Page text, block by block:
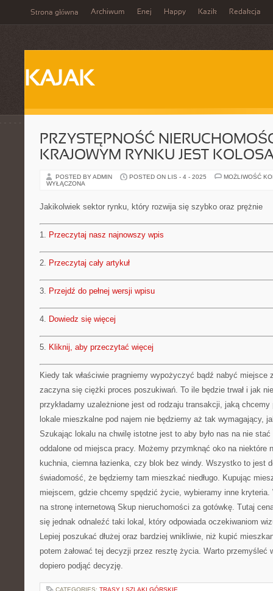
Strona główna Archiwum Enej Happy Kazik Redakcja
KAJAK
PRZYSTĘPNOŚĆ
KRAJOWYM RYNKU JEST
POSTED BY ADMIN POSTED ON LIS - 4 - 2025
MOŻLIWOŚĆ
WYŁĄCZONA
Jakikolwiek sektor rynku, który rozwija się szybko oraz prężnie
1. Przeczytaj nasz najnowszy wpis
2. Przeczytaj cały artykuł
3. Przejdź do pełnej wersji wpisu
4. Dowiedz się więcej
5. Kliknij, aby przeczytać więcej
Kiedy tak właściwie pragniemy wypożyczyć bądź nabyć miejsce
zaczyna się ciężki proces poszukiwań. To ile będzie trwał i jak
przykładamy uzależnione jest od rodzaju transakcji, jaką
lokale mieszkalne pod najem nie będziemy aż tak wymagający,
Szukając lokalu na chwilę istotne jest to aby było nas na nie stać
oddalone od miejsca pracy. Możemy przymknąć oko na niektóre
kuchnia, ciemna łazienka, czy blok bez windy. Wszystko to jest
świadomość, że będziemy tam mieszkać niedługo. Kupując
miejscem, gdzie chcemy spędzić życie, wybieramy inne kryteria.
na stronę internetową Skup nieruchomości za gotówkę. Tutaj
się jednak odnaleźć taki lokal, który odpowiada oczekiwaniom
Lepiej poszukać dłużej oraz bardziej wnikliwie, niż kupić
potem żałować tej decyzji przez resztę życia. Warto przemyśleć
dopiero podjąć decyzję.
CATEGORIES: TRASY I SZLAKI GÓRSKIE